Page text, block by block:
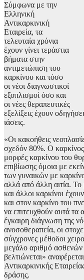
Σύμφωνα με την
Ελληνική
Αντικαρκινική
Εταιρεία, τα
τελευταία χρόνια
έχουν γίνει τεράστια
βήματα στην
αντιμετώπιση του
καρκίνου και τόσο
οι νέοι διαγνωστικοί
εξοπλισμοί όσο και
οι νέες θεραπευτικές
εξελίξεις έχουν
ιάσεις.
«Οι κακοήθεις
σχεδόν 80%. Ο
μορφές καρκίνου του
επιβίωσης όμοια με
των γυναικών με
αλλά από άλλη αιτία.
και άλλοι καρκίνοι
και στον καρκίνο του
να επιτευχθούν αυτά τα
έγκαιρη διάγνωση της
ανοσοθεραπεία, οι
σύγχρονες μέθοδοι
μεγάλο αριθμό ασθενών
βελτιώνεται»
Αντικαρκινικής
δράσης.